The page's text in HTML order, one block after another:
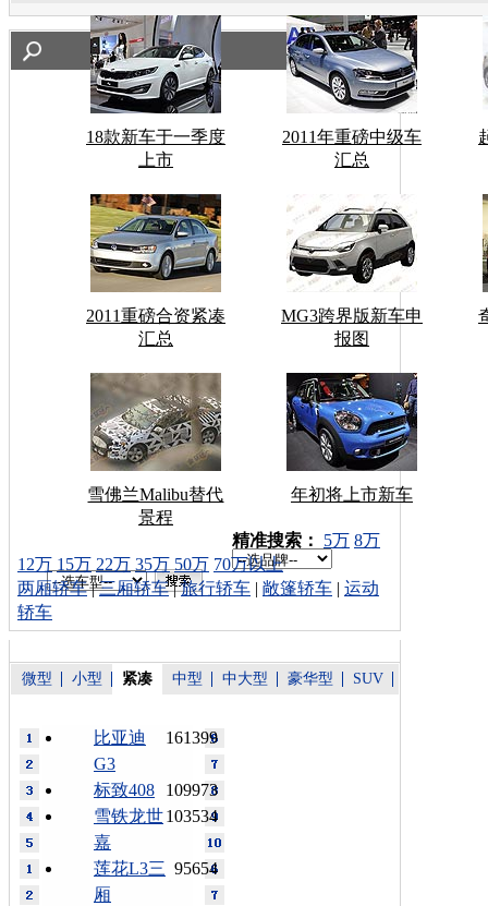
18款新车于一季度
上市
2011年重磅中级车
汇总
2011重磅合资紧凑
汇总
MG3跨界版新车申
报图
雪佛兰Malibu替代
景程
年初将上市新车
车型搜索：
精准搜索： 5万 8万
12万 15万 22万 35万 50万 70万以上
两厢轿车|三厢轿车|旅行轿车 | 敞篷轿车 | 运动
轿车
微型 小型 紧凑 中型 中大型 豪华型 SUV
161399
比亚迪
G3
109973
标致408
103534
雪铁龙世
嘉
95654
莲花L3三
厢